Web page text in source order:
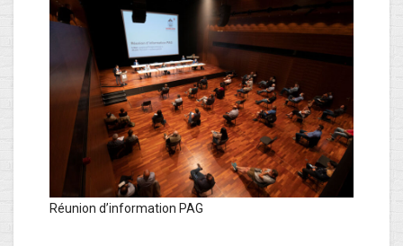
Réunion d’information PAG